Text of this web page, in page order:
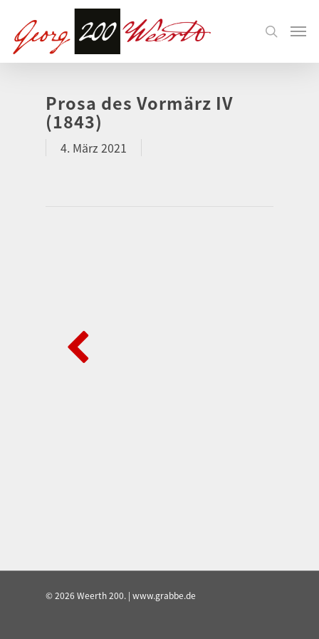
Prosa des Vormärz IV
(1843)
4. März 2021
© 2026 Weerth 200. | www.grabbe.de